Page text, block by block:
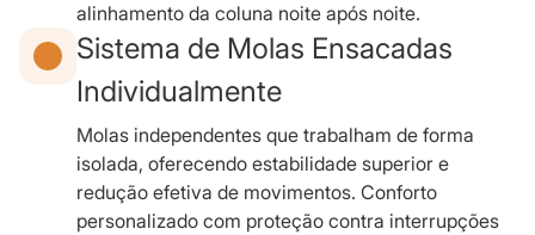
alinhamento da coluna noite após noite.
Sistema de Molas Ensacadas
Individualmente
Molas independentes que trabalham de forma
isolada, oferecendo estabilidade superior e
redução efetiva de movimentos. Conforto
personalizado com proteção contra interrupções